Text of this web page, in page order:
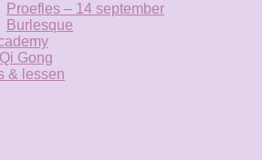
Proefles – 14 september
Burlesque
Gong
& lessen